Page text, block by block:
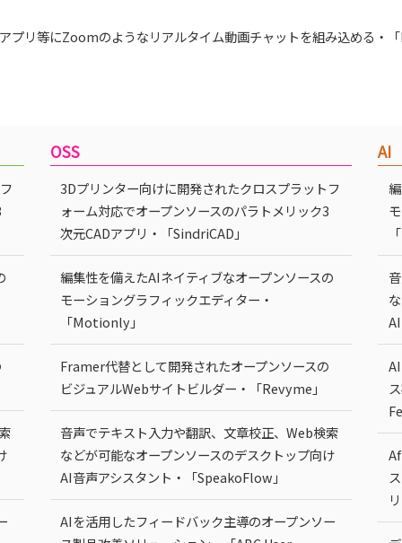
アプリ等にZoomのようなリアルタイム動画チャットを組み込める・
OSS
3Dプリンター向けに開発されたクロスプラットフ
ォーム対応でオープンソースのパラトメリック3
次元CADアプリ・「SindriCAD」
編集性を備えたAIネイティブなオープンソースの
モーショングラフィックエディター・
「Motionly」
Framer代替として開発されたオープンソースの
ビジュアルWebサイトビルダー・「Revyme」
音声でテキスト入力や翻訳、文章校正、Web検索
などが可能なオープンソースのデスクトップ向け
AI音声アシスタント・「SpeakoFlow」
AIを活用したフィードバック主導のオープンソー
AI